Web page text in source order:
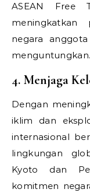
ASEAN Free
meningkatkan
negara
menguntungkan.
4. Menjaga
Dengan
iklim dan
internasional
lingkungan
Kyoto dan
komitmen